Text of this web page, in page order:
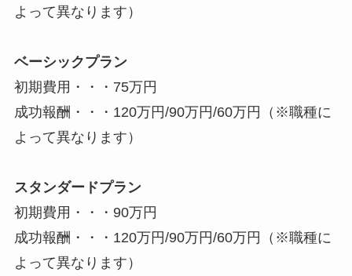
よって異なります）
ベーシックプラン
初期費用・・・75万円
成功報酬・・・120万円/90万円/60万円（※職種に
よって異なります）
スタンダードプラン
初期費用・・・90万円
成功報酬・・・120万円/90万円/60万円（※職種に
よって異なります）